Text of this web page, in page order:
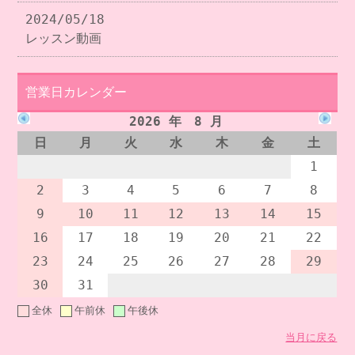
2024/05/18
レッスン動画
営業日カレンダー
2026 年 8 月
日
月 火 水 木 金
土
1
2
3 4 5 6 7
8
9
10 11 12 13 14
15
16
17 18 19 20 21
22
23
24 25 26 27 28
29
30
31
全休 午前休 午後休
当月に戻る